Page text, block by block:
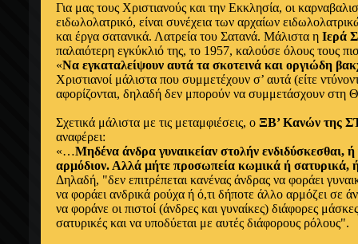
Για μας τους Χριστιανούς και την Εκκλησία, οι
ειδωλολατρικό, είναι συνέχεια των αρχαίων
και έργα σατανικά. Λατρεία του Σατανά. Μάλιστα η Ιερά
παλαιότερη εγκύκλιό της, το 1957, καλούσε όλους τους
«Να εγκαταλείψουν αυτά τα σκοτεινά και οργιώδη
Χριστιανοί μάλιστα που συμμετέχουν σ’ αυτά (είτε
αφορίζονται, δηλαδή δεν μπορούν να συμμετάσχουν στη
Σχετικά μάλιστα με τις μεταμφιέσεις, ο ΞΒ’ Κανών της
αναφέρει:
«…Μηδένα άνδρα γυναικείαν στολήν ενδιδύσκεσθαι,
αρμόδιον. Αλλά μήτε προσωπεία κωμικά ή σατυρικά,
Δηλαδή, "δεν επιτρέπεται κανένας άνδρας να φοράει
να φοράει ανδρικά ρούχα ή ό,τι δήποτε άλλο αρμόζει σε
να φοράνε οι πιστοί (άνδρες και γυναίκες) διάφορες
σατυρικές και να υποδύεται με αυτές διάφορους ρόλους".